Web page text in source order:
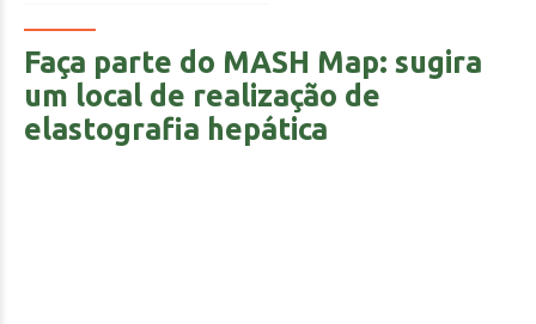
Faça parte do MASH Map: sugira
um local de realização de
elastografia hepática